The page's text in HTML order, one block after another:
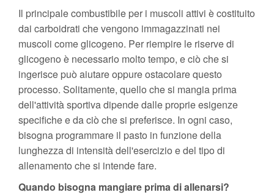
Il principale combustibile per i muscoli attivi è costituito
dai carboidrati che vengono immagazzinati nei
muscoli come glicogeno. Per riempire le riserve di
glicogeno è necessario molto tempo, e ciò che si
ingerisce può aiutare oppure ostacolare questo
processo. Solitamente, quello che si mangia prima
dell'attività sportiva dipende dalle proprie esigenze
specifiche e da ciò che si preferisce. In ogni caso,
bisogna programmare il pasto in funzione della
lunghezza di intensità dell'esercizio e del tipo di
allenamento che si intende fare.
Quando bisogna mangiare prima di allenarsi?